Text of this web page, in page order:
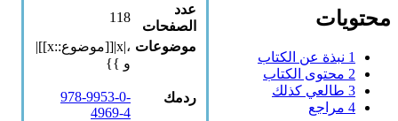
عدد
الصفحات
118
موضوعات
،|x|[[موضوع::x]]|
و }}
ردمك
978-9953-0-
4969-4
محتويات
1 نبذة عن الكتاب
2 محتوى الكتاب
3 طالعي كذلك
4 مراجع